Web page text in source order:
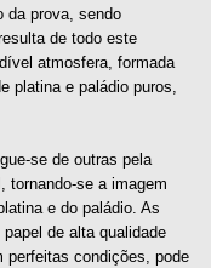
da prova, sendo
de todo este
atmosfera, formada
platina e paládio puros,
se de outras pela
tornando-se a imagem
e do paládio. As
de alta qualidade
perfeitas condições, pode